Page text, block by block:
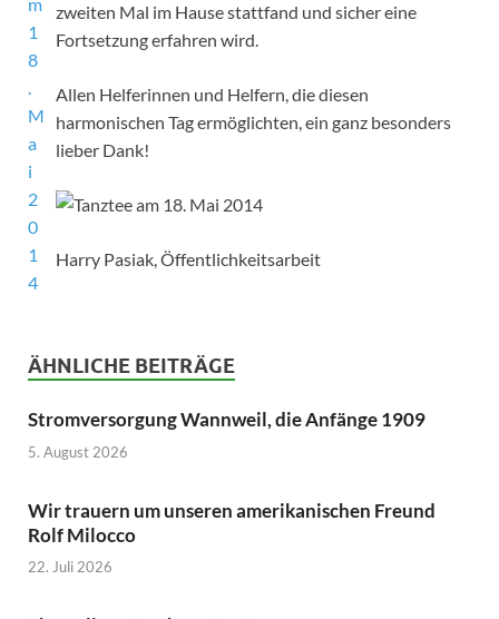
zweiten Mal im Hause stattfand und sicher eine
Fortsetzung erfahren wird.
Allen Helferinnen und Helfern, die diesen
harmonischen Tag ermöglichten, ein ganz besonders
lieber Dank!
Harry Pasiak, Öffentlichkeitsarbeit
ÄHNLICHE BEITRÄGE
Stromversorgung Wannweil, die Anfänge 1909
5. August 2026
Wir trauern um unseren amerikanischen Freund
Rolf Milocco
22. Juli 2026